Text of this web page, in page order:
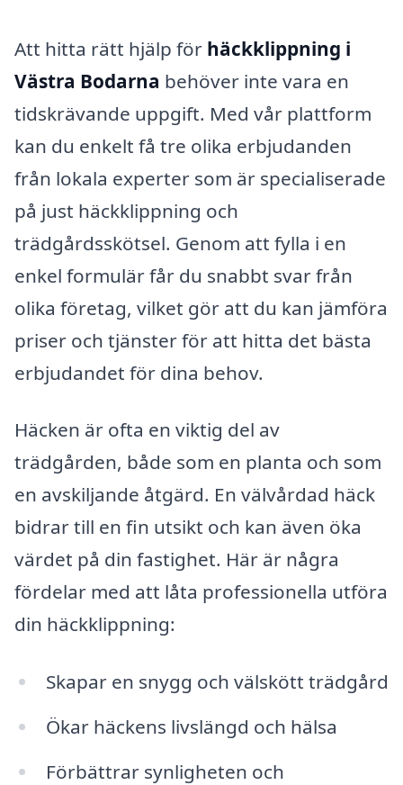
Att hitta rätt hjälp för häckklippning i
Västra Bodarna behöver inte vara en
tidskrävande uppgift. Med vår plattform
kan du enkelt få tre olika erbjudanden
från lokala experter som är specialiserade
på just häckklippning och
trädgårdsskötsel. Genom att fylla i en
enkel formulär får du snabbt svar från
olika företag, vilket gör att du kan jämföra
priser och tjänster för att hitta det bästa
erbjudandet för dina behov.
Häcken är ofta en viktig del av
trädgården, både som en planta och som
en avskiljande åtgärd. En välvårdad häck
bidrar till en fin utsikt och kan även öka
värdet på din fastighet. Här är några
fördelar med att låta professionella utföra
din häckklippning:
Skapar en snygg och välskött trädgård
Ökar häckens livslängd och hälsa
Förbättrar synligheten och